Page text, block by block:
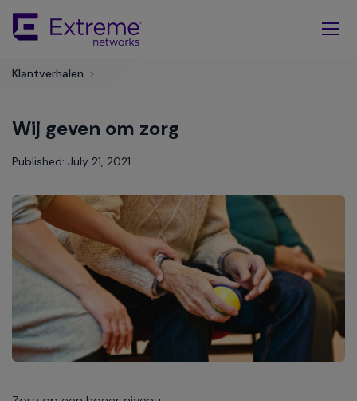
Main
Klantverhalen >
Wij geven om zorg
Published: July 21, 2021